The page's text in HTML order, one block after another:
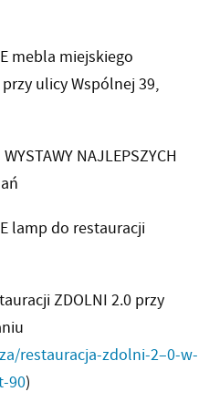
mebla miejskiego
ulicy Wspólnej 39,
NAJLEPSZYCH
lamp do restauracji
ZDOLNI 2.0 przy
restauracja-zdolni-2–0-w-
90)